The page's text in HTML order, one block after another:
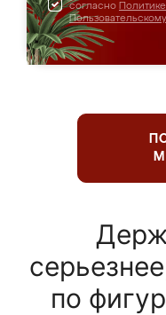
согласно
по